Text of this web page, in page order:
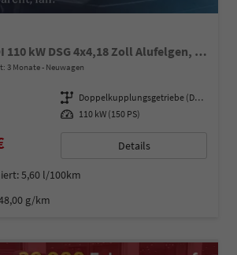
BE MORE 2.0 TDI 110 kW DSG 4x4,18 Zoll Alufelgen, Reserverad, Rückkamera, Kessy Full, PDC 4+H, Klimaautomatik, Licht & Sicht Paket, Metallfarbe, Heckspoiler, Sun Set, Ambiente Light, LED, 4 Jahre Garantie
3 Monate Neuwagen
Getriebe
Doppelkupplungsgetriebe (DSG)
Leistung 110 kW (150 PS)
Details
5,60 l/100km
g/km